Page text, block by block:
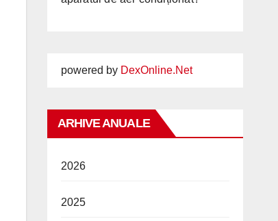
powered by DexOnline.Net
ARHIVE ANUALE
2026
2025